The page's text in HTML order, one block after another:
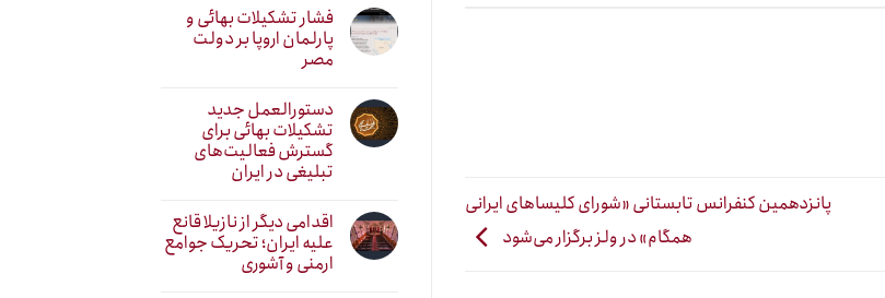
پانزدهمین کنفرانس تابستانی «شورای کلیساهای ایرانی
همگام» در ولز برگزار می‌شود
فشار تشکیلات بهائی و
پارلمان اروپا بر دولت
مصر
دستورالعمل جدید
تشکیلات بهائی برای
گسترش فعالیت‌های
تبلیغی در ایران
اقدامی دیگر از نازیلا قانع
علیه ایران؛ تحریک جوامع
ارمنی و آشوری